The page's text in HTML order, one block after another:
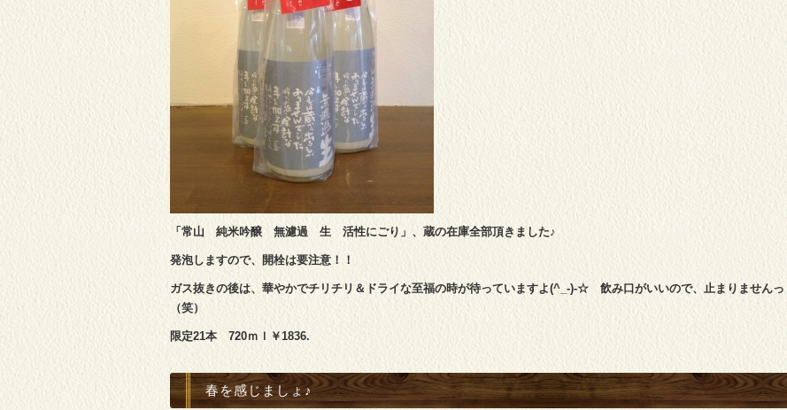
「常山 純米吟醸 無濾過 生 活性にごり」、蔵の在庫全部頂きました♪
発泡しますので、開栓は要注意！！
ガス抜きの後は、華やかでチリチリ＆ドライな至福の時が待っていますよ(^_-)-☆ 飲み口がいいので、止まりませんっ
（笑）
限定21本 720ｍｌ￥1836.
春を感じましょ♪